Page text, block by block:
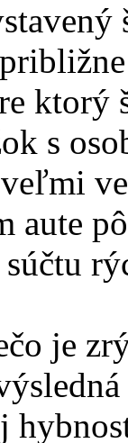
ktorý
s
aute
je